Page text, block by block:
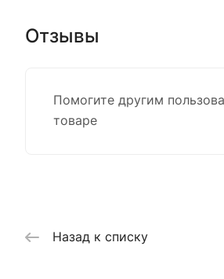
Отзывы
Помогите другим
товаре
Назад к списку